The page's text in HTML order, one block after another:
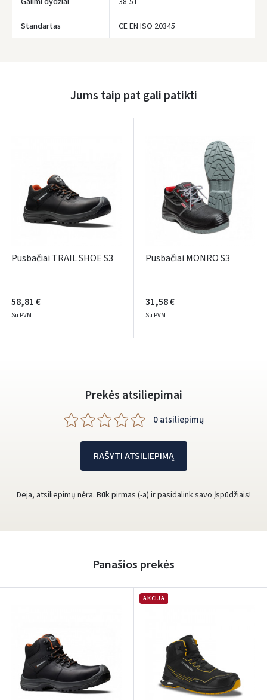
Standartas CE EN ISO 20345
Jums taip pat gali patikti
Pusbačiai TRAIL SHOE S3
58,81 €
Su PVM
Pusbačiai MONRO S3
31,58 €
Su PVM
Prekės atsiliepimai
0 atsiliepimų
RAŠYTI ATSILIEPIMĄ
Deja, atsiliepimų nėra. Būk pirmas (-a) ir pasidalink savo įspūdžiais!
Panašios prekės
AKCIJA
Prisijungti
Dar neturite paskyros? Registruokites